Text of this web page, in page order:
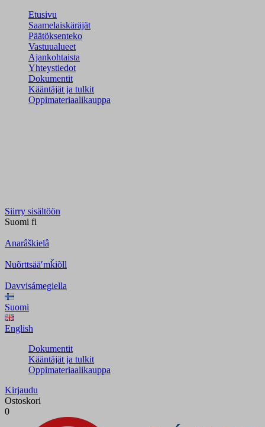
Etusivu
Saamelaiskäräjät
Päätöksenteko
Vastuualueet
Ajankohtaista
Yhteystiedot
Dokumentit
Kääntäjät ja tulkit
Oppimateriaalikauppa
Siirry sisältöön
Suomi fi
Anarâškielâ
Nuõrttsääʹmǩiõll
Davvisámegiella
Suomi
English
Dokumentit
Kääntäjät ja tulkit
Oppimateriaalikauppa
Kirjaudu
Ostoskori
0